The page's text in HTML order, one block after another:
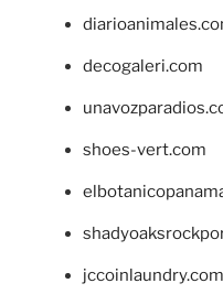
decogaleri.com
shoes-vert.com
jccoinlaundry.com